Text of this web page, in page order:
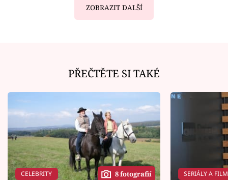
ZOBRAZIT DALŠÍ
PŘEČTĚTE SI TAKÉ
CELEBRITY 8 fotografií SERIÁLY A